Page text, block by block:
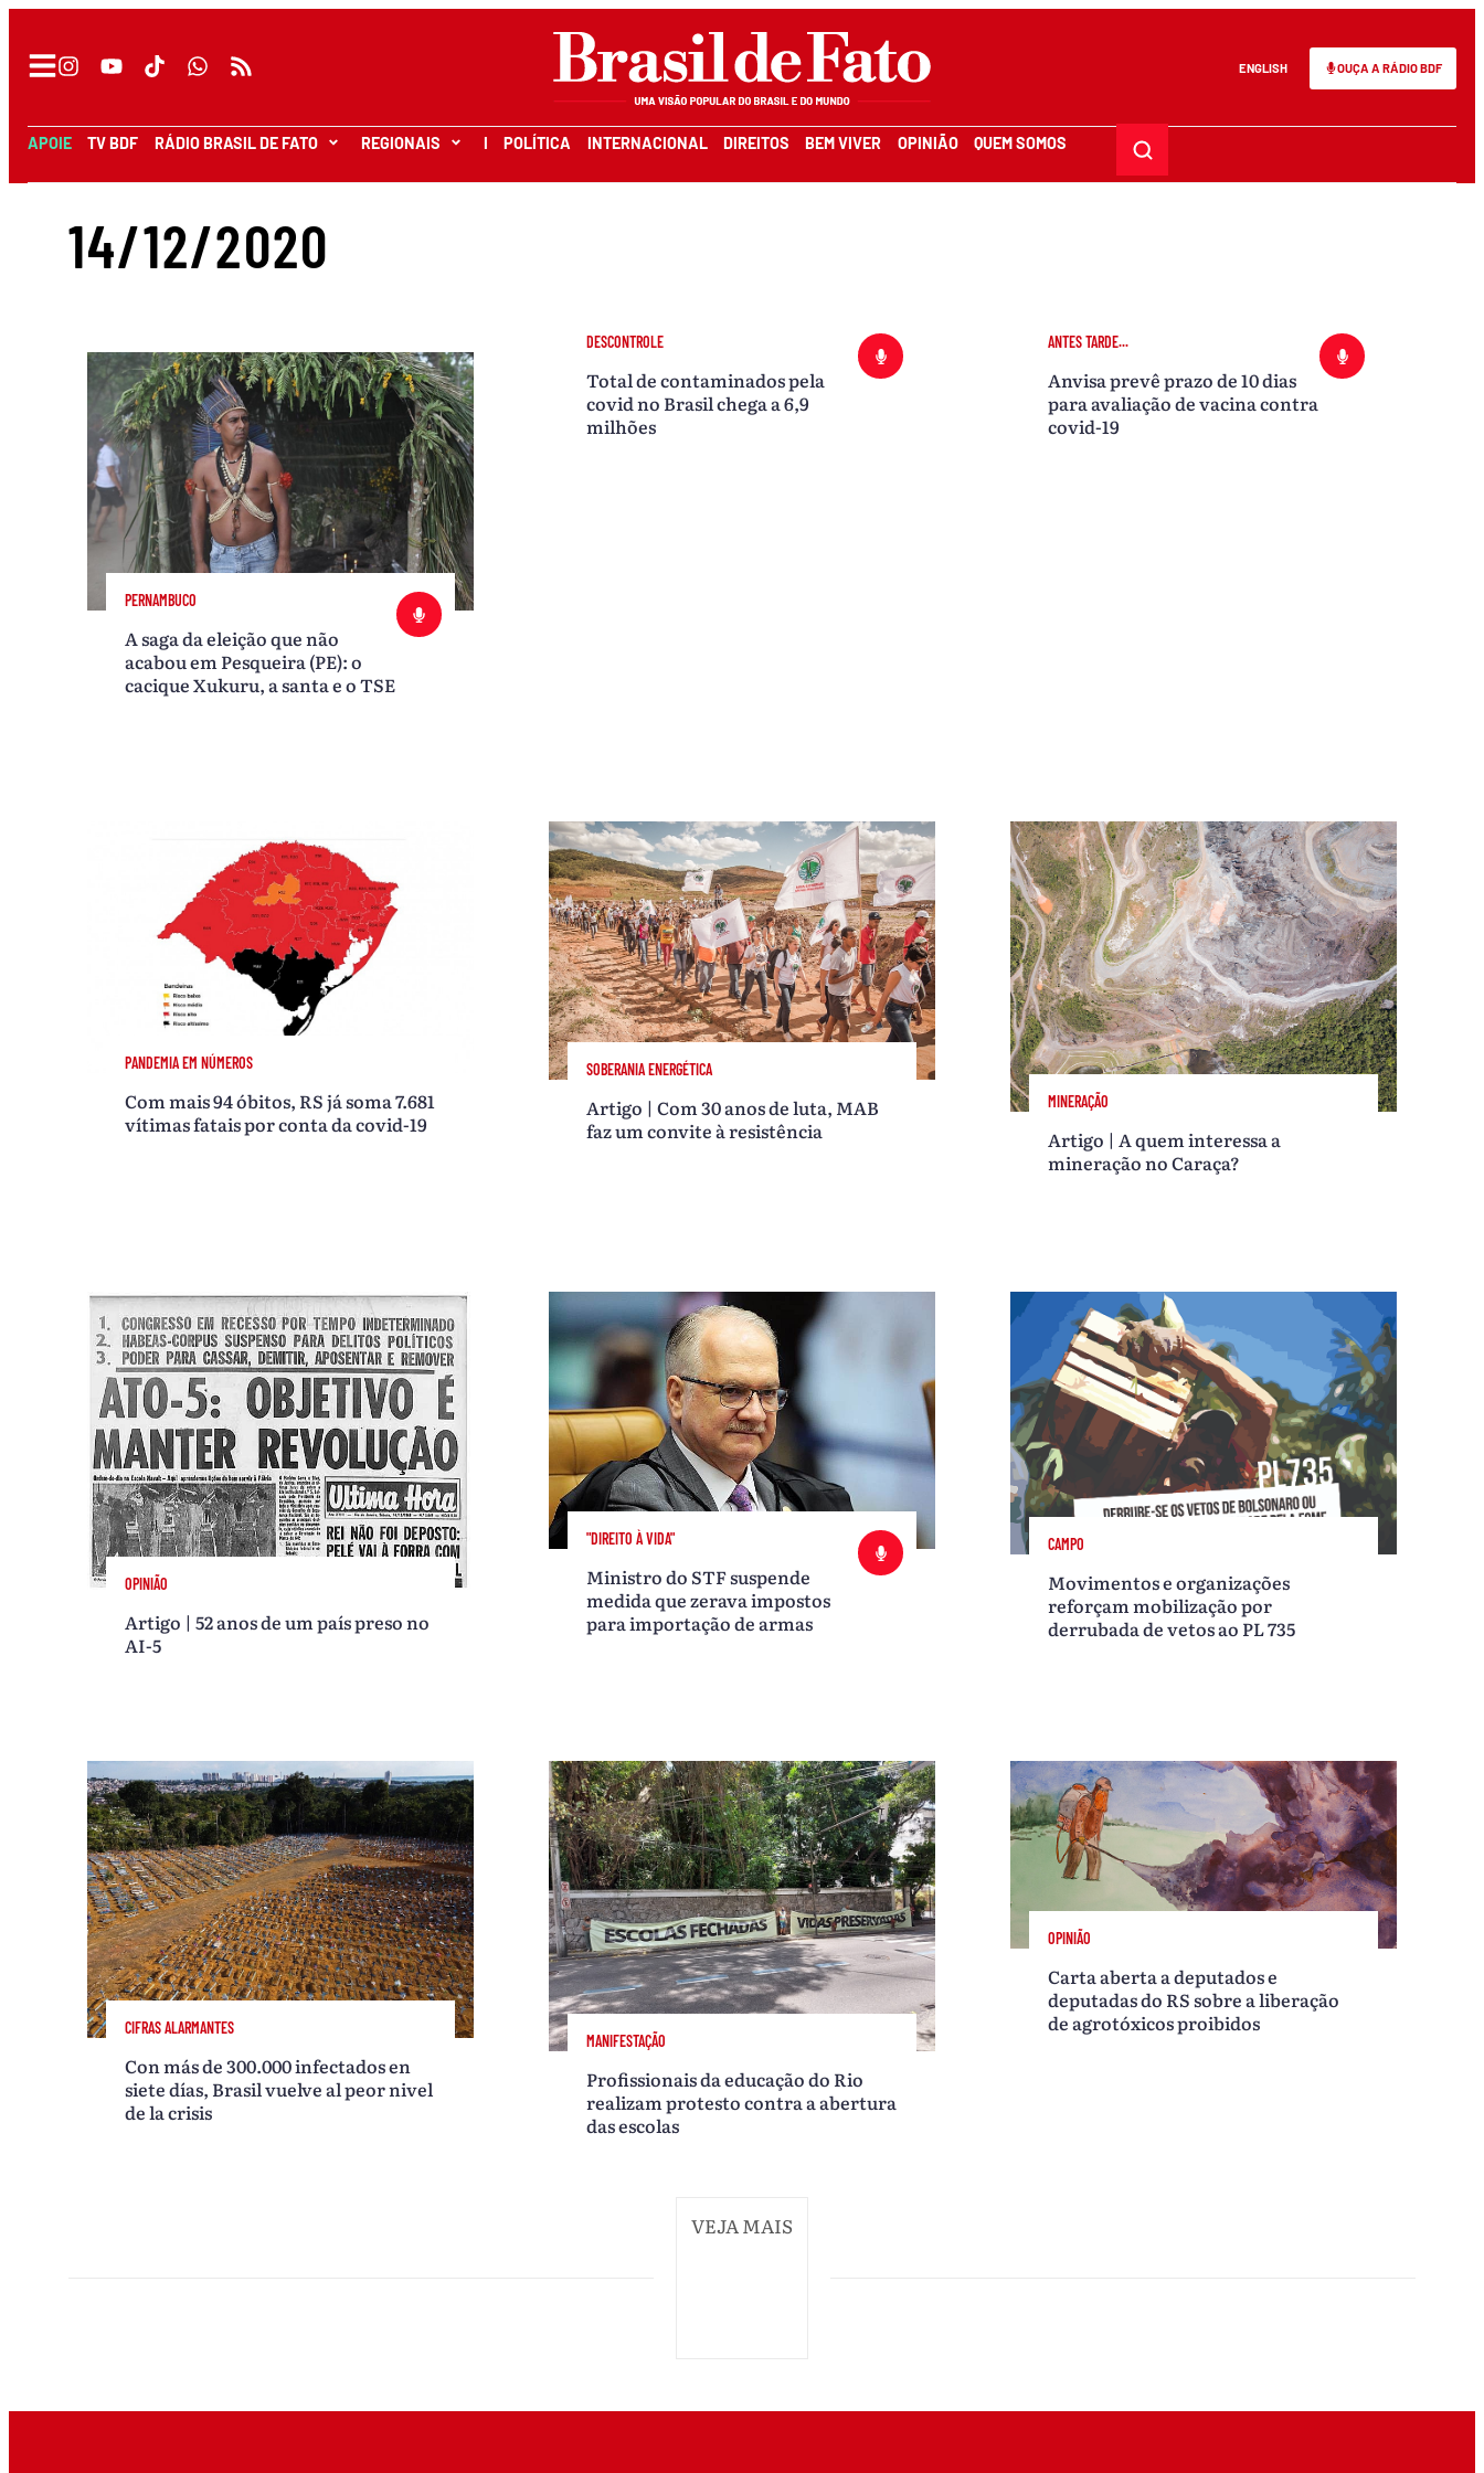
ENGLISH OUÇA A RÁDIO BDF
APOIE TV BDF RÁDIO BRASIL DE FATO REGIONAIS I POLÍTICA INTERNACIONAL DIREITOS BEM VIVER OPINIÃO QUEM SOMOS
14/12/2020
PERNAMBUCO
A saga da eleição que não
acabou em Pesqueira (PE): o
cacique Xukuru, a santa e o TSE
DESCONTROLE
Total de contaminados pela
covid no Brasil chega a 6,9
milhões
ANTES TARDE...
Anvisa prevê prazo de 10 dias
para avaliação de vacina contra
covid-19
PANDEMIA EM NÚMEROS
Com mais 94 óbitos, RS já soma 7.681
vítimas fatais por conta da covid-19
SOBERANIA ENERGÉTICA
Artigo | Com 30 anos de luta, MAB
faz um convite à resistência
MINERAÇÃO
Artigo | A quem interessa a
mineração no Caraça?
OPINIÃO
Artigo | 52 anos de um país preso no
AI-5
"DIREITO À VIDA"
Ministro do STF suspende
medida que zerava impostos
para importação de armas
CAMPO
Movimentos e organizações
reforçam mobilização por
derrubada de vetos ao PL 735
CIFRAS ALARMANTES
Con más de 300.000 infectados en
siete días, Brasil vuelve al peor nivel
de la crisis
MANIFESTAÇÃO
Profissionais da educação do Rio
realizam protesto contra a abertura
das escolas
OPINIÃO
Carta aberta a deputados e
deputadas do RS sobre a liberação
de agrotóxicos proibidos
VEJA MAIS